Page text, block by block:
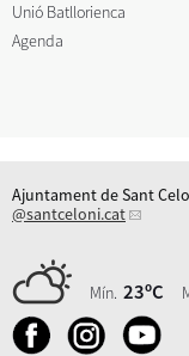
Unió Batllorienca
Agenda
Ajuntament de Sant
@santceloni.cat
Mín. 23ºC